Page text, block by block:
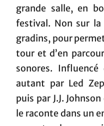
grande salle, en
festival. Non sur la
gradins, pour
tour et d’en
sonores.
autant par Led
puis par J.J.
le raconte dans un